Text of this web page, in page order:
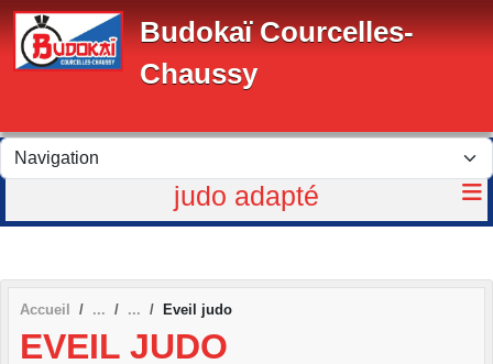
Budokaï Courcelles-
Chaussy
judo adapté
Accueil Eveil judo
EVEIL JUDO
Panneau de gestion des cookies